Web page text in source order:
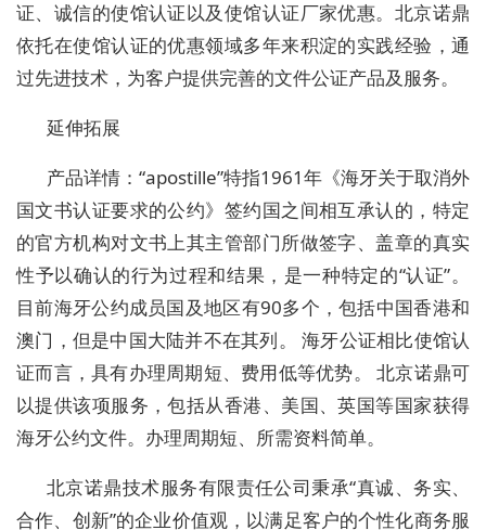
证、诚信的使馆认证以及使馆认证厂家优惠。北京诺鼎
依托在使馆认证的优惠领域多年来积淀的实践经验，通
过先进技术，为客户提供完善的文件公证产品及服务。
延伸拓展
产品详情：“apostille”特指1961年《海牙关于取消外
国文书认证要求的公约》签约国之间相互承认的，特定
的官方机构对文书上其主管部门所做签字、盖章的真实
性予以确认的行为过程和结果，是一种特定的“认证”。
目前海牙公约成员国及地区有90多个，包括中国香港和
澳门，但是中国大陆并不在其列。 海牙公证相比使馆认
证而言，具有办理周期短、费用低等优势。 北京诺鼎可
以提供该项服务，包括从香港、美国、英国等国家获得
海牙公约文件。办理周期短、所需资料简单。
北京诺鼎技术服务有限责任公司秉承“真诚、务实、
合作、创新”的企业价值观，以满足客户的个性化商务服